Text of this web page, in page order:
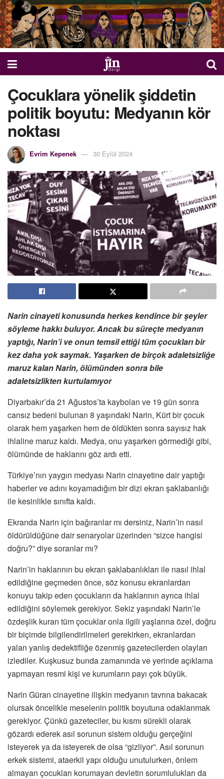
Çocuklara yönelik şiddetin
politik boyutu: Medyanın kör
noktası
Evrim Kepenek 30 Eylül 2024
Narin cinayeti konusunda herkes kendince bir şeyler
söyleme hakkı buluyor. Ancak bu süreçte medyanın
yaptığı, Narin’i ve onun temsil ettiği tüm çocukları bir
kez daha yok saymak. Yaşarken de birçok adaletsizliğe
maruz kalan Narin, ölümünden sonra bile
adaletsizlikten kurtulamıyor
Diyarbakır’da 21 Ağustos’ta kaybolan ve 19 gün sonra
cansız bedeni bulunan 8 yaşındaki Narin, Kürt bir çocuk
olarak hem yaşarken hem de öldükten sonra sayısız hak
ihlaline maruz kaldı. Medya, onu yaşarken görmediği gibi,
ölümünde de haklarını göz ardı etti.
Türkiye’nın yaygın medyası Narin cinayetine dair yaptığı
haberler ve adını koyamadığım bir dizi ekran şaklabanlığı
ile kesinlikle sınıfta kaldı.
Ekranda Narin için bağıranlar mı dersiniz, Narin’in nasıl
öldürüldüğüne dair senaryolar üzerinden “sizce hangisi
doğru?” diye soranlar mı?
Narin’in haklarının bu ekran şaklabanlıkları ile nasıl ihlal
edildiğine geçmeden önce, söz konusu ekranlardan
konuyu takip eden çocukların da haklarının ayrıca ihlal
edildiğini söylemek gerekiyor. Sekiz yaşındaki Narin’le
özdeşlik kuran tüm çocuklar onla ilgili yaşlarına özel, doğru
bir biçimde bilgilendirilmeleri gerekirken, ekranlardan
yalan yanlış dedektifliğe özenmiş gazetecilerden olayları
izlediler. Kuşkusuz bunda zamanında ve yerinde açıklama
yapmayan resmi kişi ve kurumların payı çok büyük.
Narin Güran cinayetine ilişkin medyanın tavrına bakacak
olursak öncelikle meselenin politik boyutuna odaklanmak
gerekiyor. Çünkü gazeteciler, bu kısmı sürekli olarak
gözardı ederek asıl sorunun sistem olduğu gerçeğini
isteyerek ya da isteyerek de olsa “gizliyor”. Asıl sorunun
erkek sistemi, ataerkil yapı olduğu unutulurken, önlem
almayan çocukları korumayan devletin sorumlulukları da